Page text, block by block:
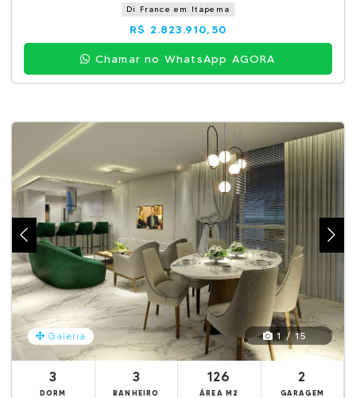
Di France em Itapema
R$ 2.823.910,50
Chamar no WhatsApp AGORA
Galeria 1 / 15
3
DORM
3
BANHEIRO
126
ÁREA M2
2
GARAGEM